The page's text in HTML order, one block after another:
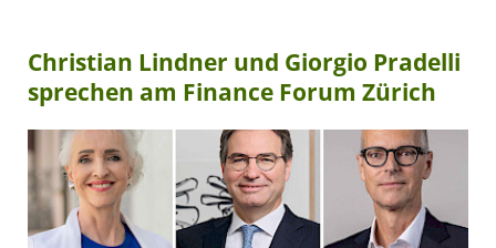
Christian Lindner und Giorgio Pradelli
sprechen am Finance Forum Zürich